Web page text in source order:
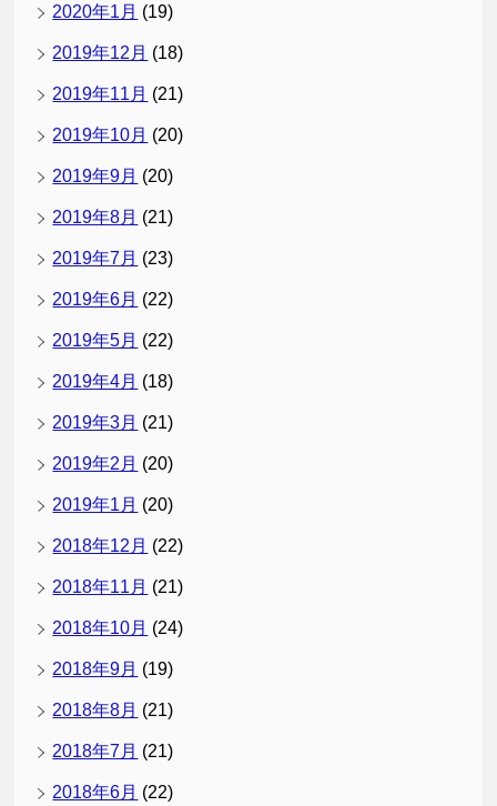
2020年1月 (19)
2019年12月 (18)
2019年11月 (21)
2019年10月 (20)
2019年9月 (20)
2019年8月 (21)
2019年7月 (23)
2019年6月 (22)
2019年5月 (22)
2019年4月 (18)
2019年3月 (21)
2019年2月 (20)
2019年1月 (20)
2018年12月 (22)
2018年11月 (21)
2018年10月 (24)
2018年9月 (19)
2018年8月 (21)
2018年7月 (21)
2018年6月 (22)